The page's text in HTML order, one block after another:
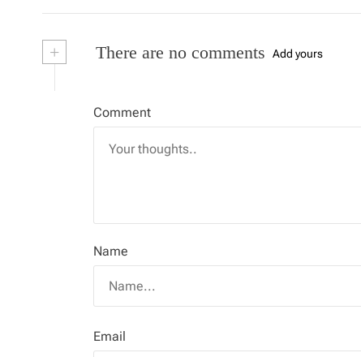
+ There are no comments Add yours
Comment
Name
Email